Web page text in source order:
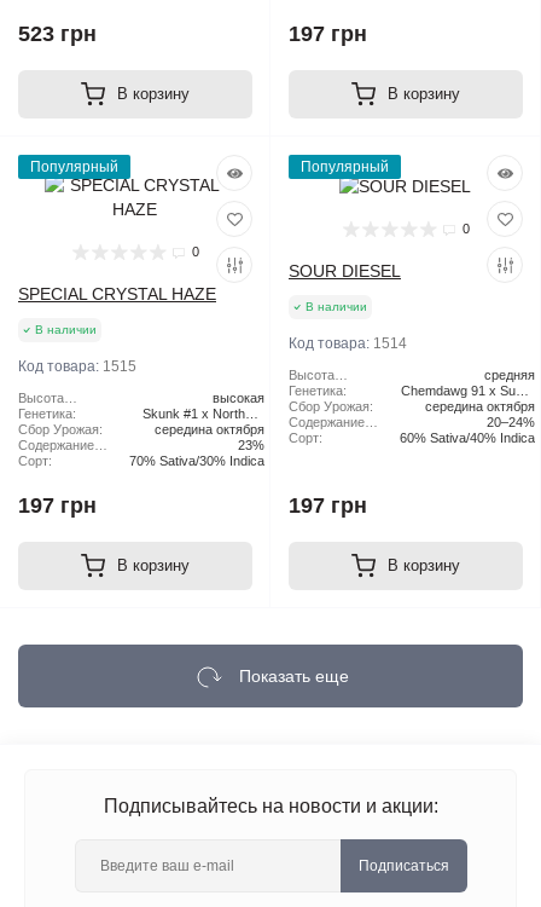
523 грн
В корзину
197 грн
В корзину
Популярный
0
SPECIAL CRYSTAL HAZE
В наличии
Код товара: 1515
Высота
растения:
высокая
Генетика:
Skunk #1 x Northern
Lights x Haze
Сбор Урожая:
середина октября
Содержание
ТГК:
23%
Сорт:
70% Sativa/30% Indica
197 грн
В корзину
Популярный
0
SOUR DIESEL
В наличии
Код товара: 1514
Высота
растения:
средняя
Генетика:
Chemdawg 91 x Super
Skunk
Сбор Урожая:
середина октября
Содержание
ТГК:
20–24%
Сорт:
60% Sativa/40% Indica
197 грн
В корзину
Показать еще
Подписывайтесь на новости и акции:
Подписаться